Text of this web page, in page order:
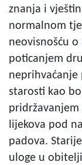
znanja i
normalnom
neovisnošću
poticanjem
neprihvaćanje
starosti kao
lijekova pod
padova.
uloge u